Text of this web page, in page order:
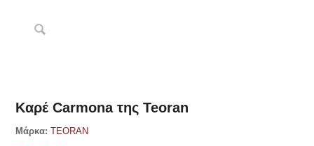
Καρέ Carmona της Teoran
Μάρκα: TEORAN